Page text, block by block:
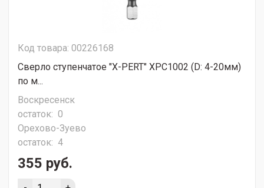
Код товара: 00226168
Сверло ступенчатое "X-PERT" XPC1002 (D: 4-20мм)
по м...
Воскресенск
остаток: 0
Орехово-Зуево
остаток: 4
355 руб.